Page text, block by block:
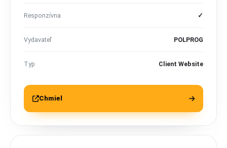
Responzívna ✓
Vydavateľ POLPROG
Typ Client Website
Chmiel